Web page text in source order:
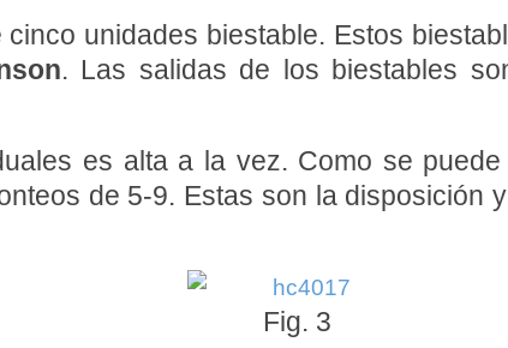
unidades biestable. Estos
. Las salidas de los biestables
es alta a la vez. Como se
de 5-9. Estas son la disposición
Fig. 3